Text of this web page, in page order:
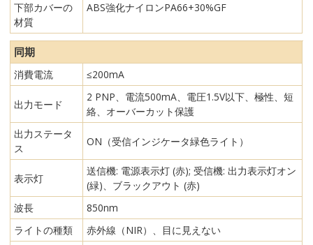
下部カバーの
材質
ABS強化ナイロンPA66+30%GF
同期
消費電流 ≤200mA
出力モード
2 PNP、電流500mA、電圧1.5V以下、極性、短
絡、オーバーカット保護
出力ステータ
ス
ON（受信インジケータ緑色ライト）
表示灯
送信機: 電源表示灯 (赤); 受信機: 出力表示灯オン
(緑)、ブラックアウト (赤)
波長
850nm
ライトの種類
赤外線（NIR）、目に見えない